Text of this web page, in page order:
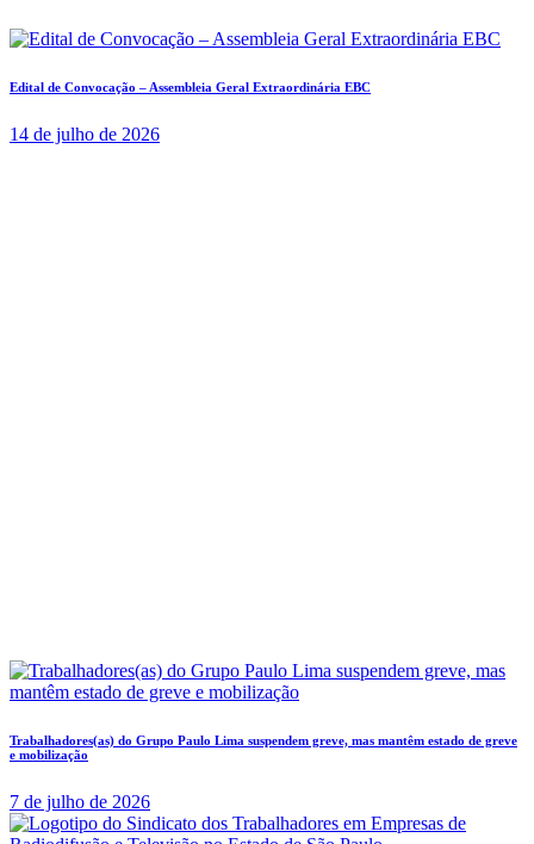
Edital de Convocação – Assembleia Geral Extraordinária EBC
14 de julho de 2026
Trabalhadores(as) do Grupo Paulo Lima suspendem greve, mas mantêm estado de greve
e mobilização
7 de julho de 2026